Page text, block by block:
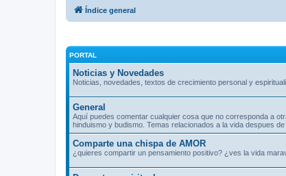
Índice general
PORTAL
Noticias y Novedades
Noticias, novedades, textos de crecimiento personal y
General
Aquí puedes comentar cualquier cosa que no corresponda a
hinduismo y budismo. Temas relacionados a la vida despues de
Comparte una chispa de AMOR
¿quieres compartir un pensamiento positivo? ¿ves la vida